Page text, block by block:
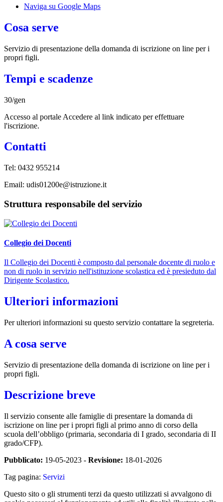
Naviga su Google Maps
Cosa serve
Servizio di presentazione della domanda di iscrizione on line per i
propri figli.
Tempi e scadenze
30/gen
Accesso al portale Accedere al link indicato per effettuare
l'iscrizione.
Contatti
Tel: 0432 955214
Email: udis01200e@istruzione.it
Struttura responsabile del servizio
Collegio dei Docenti
Il Collegio dei Docenti è composto dal personale docente di ruolo e
non di ruolo in servizio nell'istituzione scolastica ed è presieduto dal
Dirigente Scolastico.
Ulteriori informazioni
Per ulteriori informazioni su questo servizio contattare la segreteria.
A cosa serve
Servizio di presentazione della domanda di iscrizione on line per i
propri figli.
Descrizione breve
Il servizio consente alle famiglie di presentare la domanda di
iscrizione on line per i propri figli al primo anno di corso della
scuola dell’obbligo (primaria, secondaria di I grado, secondaria di II
grado/CFP).
Pubblicato: 19-05-2023 - Revisione: 18-01-2026
Tag pagina: Servizi
Questo sito o gli strumenti terzi da questo utilizzati si avvalgono di